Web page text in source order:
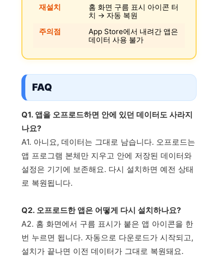
재설치
홈 화면 구름 표시 아이콘 터
치 → 자동 복원
주의점
App Store에서 내려간 앱은
데이터 사용 불가
FAQ
Q1. 앱을 오프로드하면 안에 있던 데이터도 사라지
나요?
A1. 아니요, 데이터는 그대로 남습니다. 오프로드는
앱 프로그램 본체만 지우고 안에 저장된 데이터와
설정은 기기에 보존해요. 다시 설치하면 예전 상태
로 복원됩니다.
Q2. 오프로드한 앱은 어떻게 다시 설치하나요?
A2. 홈 화면에서 구름 표시가 붙은 앱 아이콘을 한
번 누르면 됩니다. 자동으로 다운로드가 시작되고,
설치가 끝나면 이전 데이터가 그대로 복원돼요.